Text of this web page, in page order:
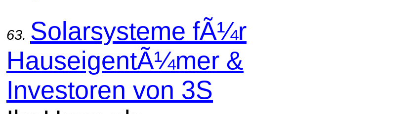
63. Solarsysteme fÃ¼r
HauseigentÃ¼mer &
Investoren von 3S